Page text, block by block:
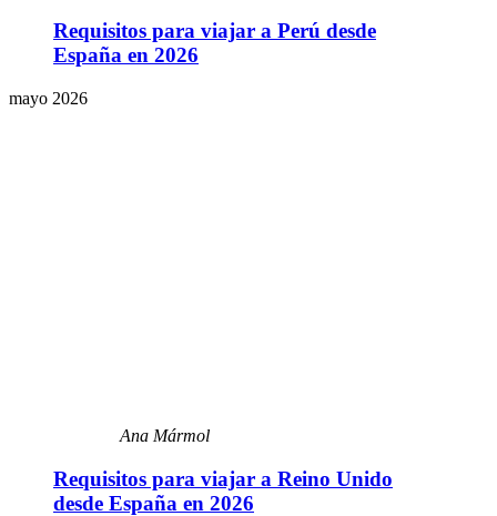
Requisitos para viajar a Perú desde
España en 2026
mayo 2026
Ana Mármol
Requisitos para viajar a Reino Unido
desde España en 2026